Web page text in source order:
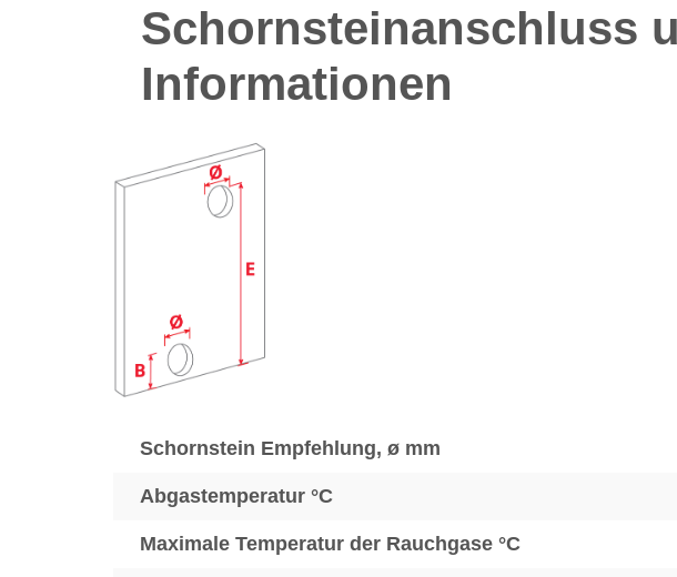
Schornsteinanschluss
Informationen
Schornstein Empfehlung, ø mm
Abgastemperatur °C
Maximale Temperatur der Rauchgase °C